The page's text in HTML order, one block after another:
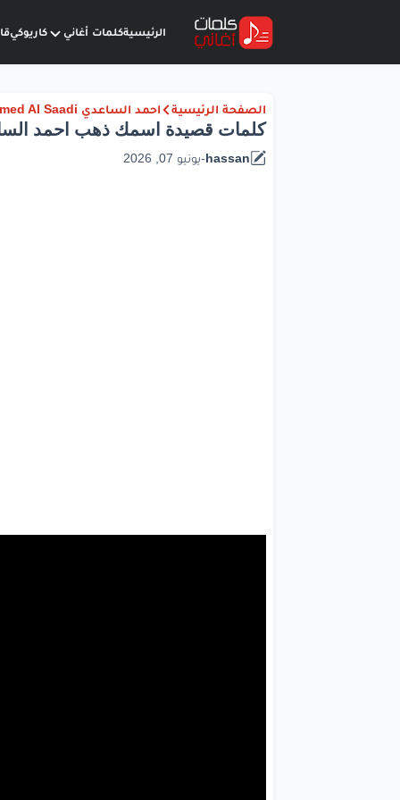
الرئيسيةكلمات أغاني كاريوكي
الصفحة الرئيسية احمد الساعدي Ahmed Al Saadi
كلمات قصيدة اسمك ذهب احمد
hassan
-يونيو 07, 2026